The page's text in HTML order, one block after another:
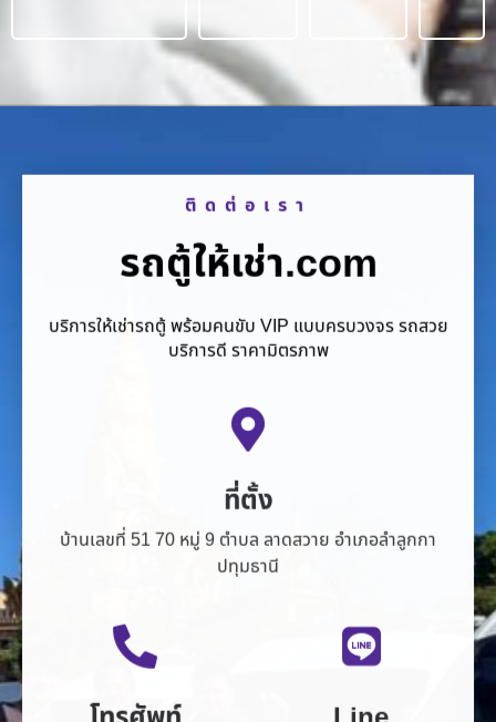
ติดต่อเรา
รถตู้ให้เช่า.com
บริการให้เช่ารถตู้ พร้อมคนขับ VIP แบบครบวงจร รถสวย
บริการดี ราคามิตรภาพ
ที่ตั้ง
บ้านเลขที่ 51 70 หมู่ 9 ตำบล ลาดสวาย อำเภอลำลูกกา
ปทุมธานี
โทรศัพท์ Line